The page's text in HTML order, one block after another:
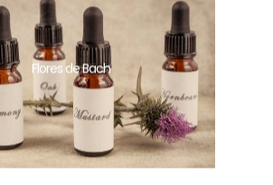
Flores de Bach